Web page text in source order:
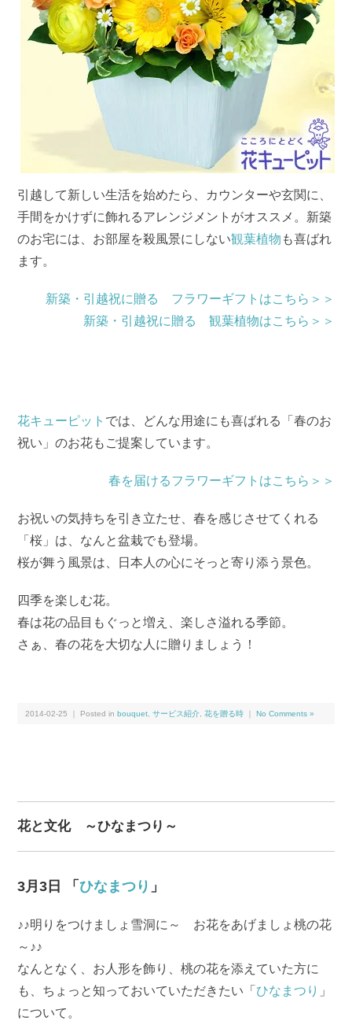
引越して新しい生活を始めたら、カウンターや玄関に、
手間をかけずに飾れるアレンジメントがオススメ。新築
のお宅には、お部屋を殺風景にしない観葉植物 も喜ばれ
ます。
新築・引越祝に贈る フラワーギフトはこちら＞＞
新築・引越祝に贈る 観葉植物はこちら＞＞
花キューピット では、どんな用途にも喜ばれる「春のお
祝い」のお花もご提案しています。
春を届けるフラワーギフトはこちら＞＞
お祝いの気持ちを引き立たせ、春を感じさせてくれる
「桜」は、なんと盆栽でも登場。
桜が舞う風景は、日本人の心にそっと寄り添う景色。
四季を楽しむ花。
春は花の品目もぐっと増え、楽しさ溢れる季節。
さぁ、春の花を大切な人に贈りましょう！
2014-02-25 ｜ Posted in bouquet,サービス紹介,花を贈る時 No Comments »
花と文化 ～ひなまつり～
3月3日 「ひなまつり 」
♪♪明りをつけましょ雪洞に～ お花をあげましょ桃の花
～♪♪
なんとなく、お人形を飾り、桃の花を添えていた方に
も、ちょっと知っておいていただきたい「 ひなまつり 」
について。